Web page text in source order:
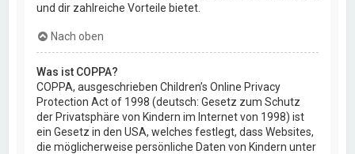
und dir zahlreiche Vorteile bietet.
Nach oben
Was ist COPPA?
COPPA, ausgeschrieben Children’s Online Privacy
Protection Act of 1998 (deutsch: Gesetz zum Schutz
der Privatsphäre von Kindern im Internet von 1998) ist
ein Gesetz in den USA, welches festlegt, dass Websites,
die möglicherweise persönliche Daten von Kindern unter